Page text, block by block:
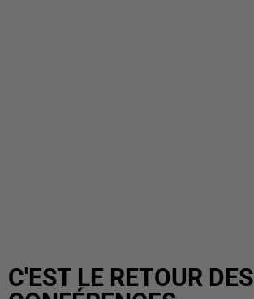
C'EST LE RETOUR DES